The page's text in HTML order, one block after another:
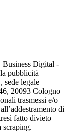
Digital -
pubblicità
sede legale
20093 Cologno
trasmessi e/o
di
fatto divieto
scraping.